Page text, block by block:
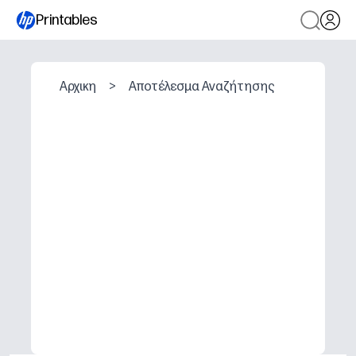
Printables
Αρχικη > Αποτέλεσμα Αναζήτησης